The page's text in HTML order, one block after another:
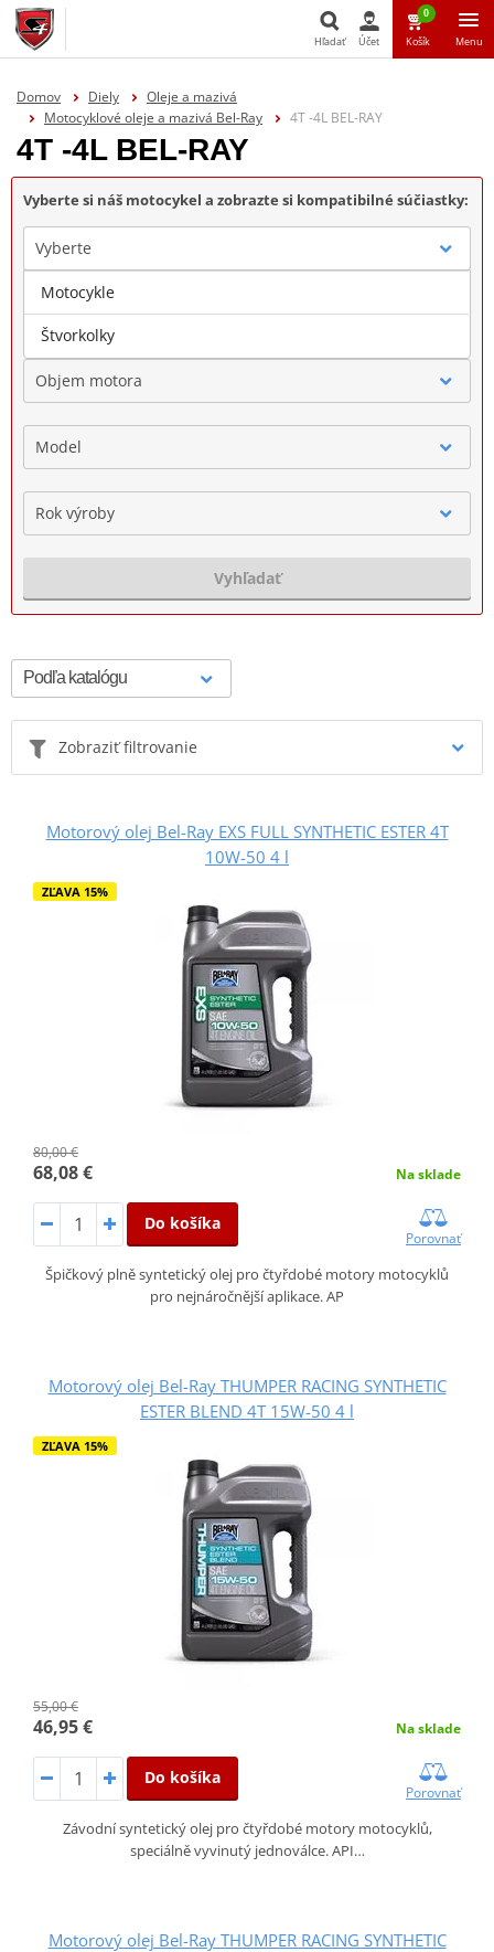
Hľadať Účet
0
Košík Menu
Domov Diely
Oleje a mazivá
Motocyklové oleje a mazivá Bel-Ray
4T -4L BEL-RAY
4T -4L BEL-RAY
Vyberte si náš motocykel a zobrazte si kompatibilné súčiastky:
Vyberte
Značka
Objem motora
Model
Rok výroby
Vyhľadať
Zobraziť filtrovanie
Motorový olej Bel-Ray EXS FULL SYNTHETIC ESTER 4T
10W-50 4 l
ZĽAVA 15%
80,00 €
68,08 € Na sklade
Do košíka
Porovnať
Špičkový plně syntetický olej pro čtyřdobé motory motocyklů
pro nejnáročnější aplikace. AP
Motorový olej Bel-Ray THUMPER RACING SYNTHETIC
ESTER BLEND 4T 15W-50 4 l
ZĽAVA 15%
55,00 €
46,95 € Na sklade
Do košíka
Porovnať
Závodní syntetický olej pro čtyřdobé motory motocyklů,
speciálně vyvinutý jednoválce. API…
Motorový olej Bel-Ray THUMPER RACING SYNTHETIC
Motocykle
Štvorkolky